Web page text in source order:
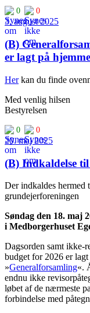
0 0
3. august 2025
(B)
er lagt på
Herkan du finde
Med venlig hilsen
Bestyrelsen
0 0
20. maj 2025
(B) Indkaldelse
Der indkaldes
grundejerforeningen
Søndag den 18. maj
i Medborgerhuset
Dagsorden samt ikke-
budget for 2026 er
»Generalforsamling«.
endnu ikke
løbet af de nærmeste
forbindelse med